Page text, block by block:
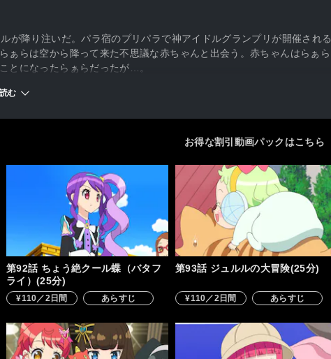
が降り注いだ。パラ宿のプリパラで神アイドルグランプリが開催される
らは空から降って来た不思議な赤ちゃんと出会う。赤ちゃんはらぁら
とになったらぁらだったが…。
む
お得な割引動画パックはこちら
第92話 ちょう絶クール蝶（バタフ
ライ）(25分)
¥110／2日間 あらすじ
第93話 ジュルルの大冒険(25分)
¥110／2日間 あらすじ